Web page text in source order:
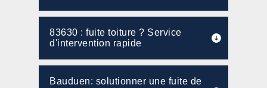
83630 : fuite toiture ? Service
d'intervention rapide
Bauduen: solutionner une fuite de